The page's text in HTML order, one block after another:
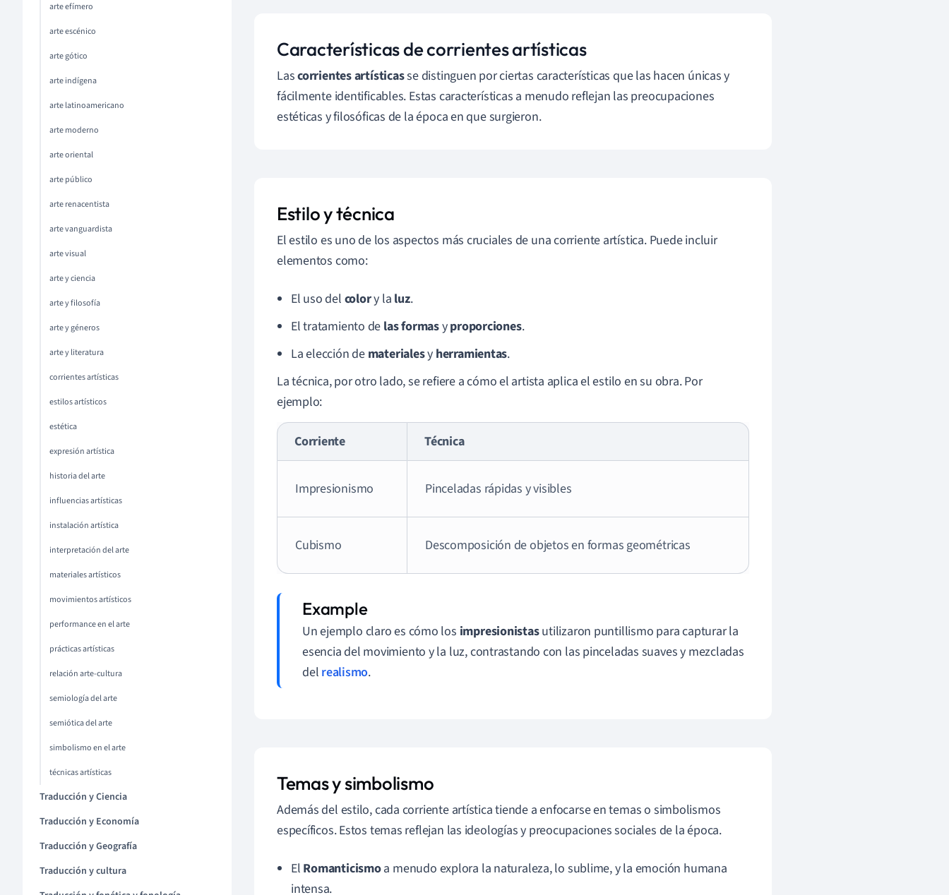
arte efímero
arte escénico
arte gótico
arte indígena
arte latinoamericano
arte moderno
arte oriental
arte público
arte renacentista
arte vanguardista
arte visual
arte y ciencia
arte y filosofía
arte y géneros
arte y literatura
corrientes artísticas
estilos artísticos
estética
expresión artística
historia del arte
influencias artísticas
instalación artística
interpretación del arte
materiales artísticos
movimientos artísticos
performance en el arte
prácticas artísticas
relación arte-cultura
semiología del arte
semiótica del arte
simbolismo en el arte
técnicas artísticas
Traducción y Ciencia
Traducción y Economía
Traducción y Geografía
Traducción y cultura
Características de corrientes artísticas
Lascorrientes artísticasse distinguen por ciertas características que las hacen únicas y
fácilmente identificables. Estas características a menudo reflejan las preocupaciones
estéticas y filosóficas de la época en que surgieron.
Estilo y técnica
El estilo es uno de los aspectos más cruciales de una corriente artística. Puede incluir
elementos como:
El uso del colory la luz.
El tratamiento de las formasyproporciones.
La elección de materialesy herramientas.
La técnica, por otro lado, se refiere a cómo el artista aplica el estilo en su obra. Por
ejemplo:
Corriente Técnica
Impresionismo Pinceladas rápidas y visibles
Cubismo Descomposición de objetos en formas geométricas
Un ejemplo claro es cómo los impresionistasutilizaron puntillismo para capturar la
esencia del movimiento y la luz, contrastando con las pinceladas suaves y mezcladas
del realismo.
Temas y simbolismo
Además del estilo, cada corriente artística tiende a enfocarse en temas o simbolismos
específicos. Estos temas reflejan las ideologías y preocupaciones sociales de la época.
El Romanticismoa menudo explora la naturaleza, lo sublime, y la emoción humana
intensa.